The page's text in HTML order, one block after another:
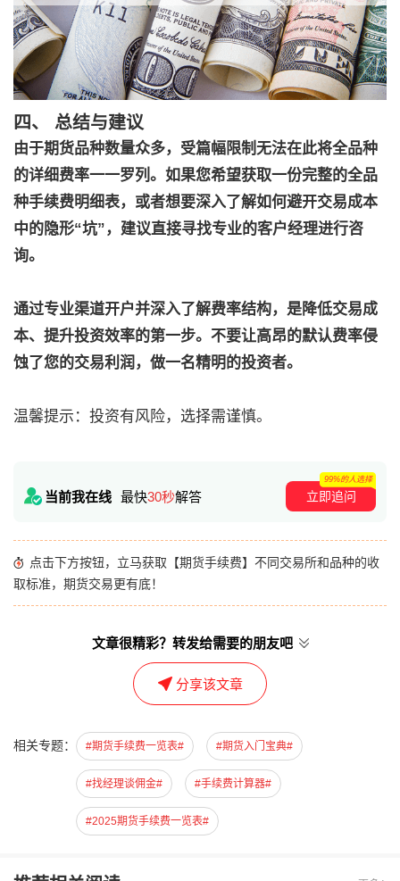
四、 总结与建议
由于期货品种数量众多，受篇幅限制无法在此将全品种
的详细费率一一罗列。如果您希望获取一份完整的全品
种手续费明细表，或者想要深入了解如何避开交易成本
中的隐形“坑”，建议直接寻找专业的客户经理进行咨
询。
通过专业渠道开户并深入了解费率结构，是降低交易成
本、提升投资效率的第一步。不要让高昂的默认费率侵
蚀了您的交易利润，做一名精明的投资者。
温馨提示：投资有风险，选择需谨慎。
当前我在线 最快30秒解答 立即追问
99%的人选择
点击下方按钮，立马获取【期货手续费】不同交易所和品种的收
取标准，期货交易更有底！
文章很精彩？转发给需要的朋友吧
分享该文章
相关专题： #期货手续费一览表# #期货入门宝典#
#找经理谈佣金# #手续费计算器#
#2025期货手续费一览表#